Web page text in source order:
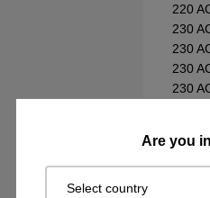
Are you
Select country
220
230
230
230
230
230
230